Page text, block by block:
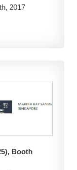
2017
Booth